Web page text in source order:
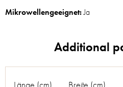
Mikrowellengeeignet:Ja
Länge (cm)
Breite (cm)